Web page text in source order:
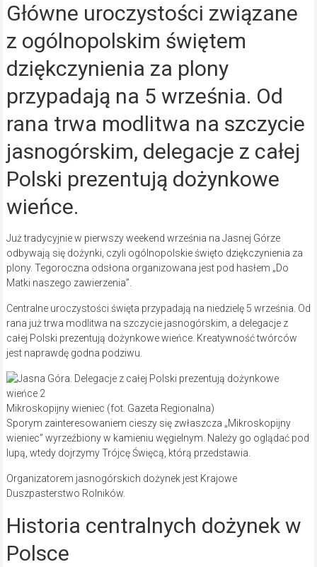
Główne uroczystości związane
z ogólnopolskim świętem
dziękczynienia za plony
przypadają na 5 września. Od
rana trwa modlitwa na szczycie
jasnogórskim, delegacje z całej
Polski prezentują dożynkowe
wieńce.
Już tradycyjnie w pierwszy weekend września na Jasnej Górze
odbywają się dożynki, czyli ogólnopolskie święto dziękczynienia za
plony. Tegoroczna odsłona organizowana jest pod hasłem „Do
Matki naszego zawierzenia”.
Centralne uroczystości święta przypadają na niedzielę 5 września. Od
rana już trwa modlitwa na szczycie jasnogórskim, a delegacje z
całej Polski prezentują dożynkowe wieńce. Kreatywność twórców
jest naprawdę godna podziwu.
Mikroskopijny wieniec (fot. Gazeta Regionalna)
Sporym zainteresowaniem cieszy się zwłaszcza „Mikroskopijny
wieniec” wyrzeźbiony w kamieniu węgielnym. Należy go oglądać pod
lupą, wtedy dojrzymy Trójcę Święcą, którą przedstawia.
Organizatorem jasnogórskich dożynek jest Krajowe
Duszpasterstwo Rolników.
Historia centralnych dożynek w
Polsce